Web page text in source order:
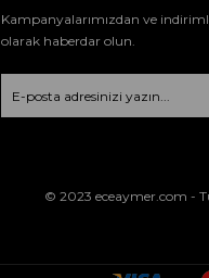
Kampanyalarımızdan ve
olarak haberdar olun.
© 2023 eceaymer.com -